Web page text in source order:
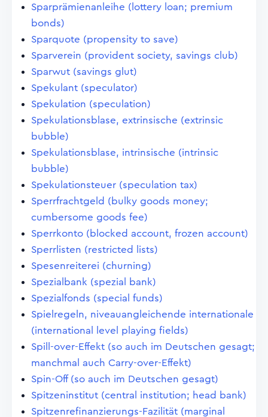
Sparprämienanleihe (lottery loan; premium
bonds)
Sparquote (propensity to save)
Sparverein (provident society, savings club)
Sparwut (savings glut)
Spekulant (speculator)
Spekulation (speculation)
Spekulationsblase, extrinsische (extrinsic
bubble)
Spekulationsblase, intrinsische (intrinsic
bubble)
Spekulationsteuer (speculation tax)
Sperrfrachtgeld (bulky goods money;
cumbersome goods fee)
Sperrkonto (blocked account, frozen account)
Sperrlisten (restricted lists)
Spesenreiterei (churning)
Spezialbank (spezial bank)
Spezialfonds (special funds)
Spielregeln, niveauangleichende internationale
(international level playing fields)
Spill-over-Effekt (so auch im Deutschen gesagt;
manchmal auch Carry-over-Effekt)
Spin-Off (so auch im Deutschen gesagt)
Spitzeninstitut (central institution; head bank)
Spitzenrefinanzierungs-Fazilität (marginal